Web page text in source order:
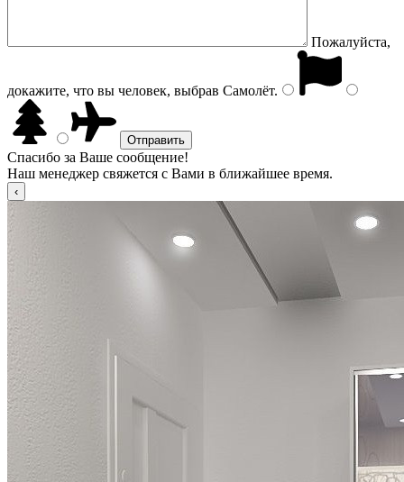
Пожалуйста,
докажите, что вы человек, выбрав Самолёт.
Спасибо за Ваше сообщение!
Наш менеджер свяжется с Вами в ближайшее время.